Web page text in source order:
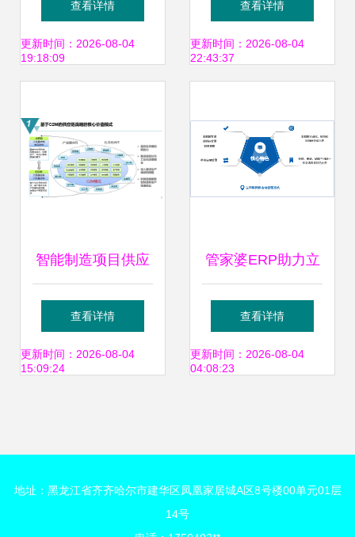
驱动力
查看详情
更新时间：2026-08-04
19:18:09
查看详情
更新时间：2026-08-04
22:43:37
智能制造项目供应
链管理战略方案
查看详情
更新时间：2026-08-04
15:09:24
管家婆ERP助力立
邦中国 构建快速反
应与服务供应链的
查看详情
更新时间：2026-08-04
04:08:23
地址：黑龙江省齐齐哈尔市建华区凤凰家居城A区8号楼00单元01层
14号